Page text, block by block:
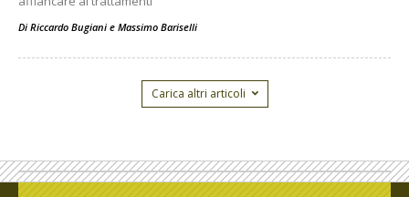
Di Riccardo Bugiani e Massimo Bariselli
Carica altri articoli